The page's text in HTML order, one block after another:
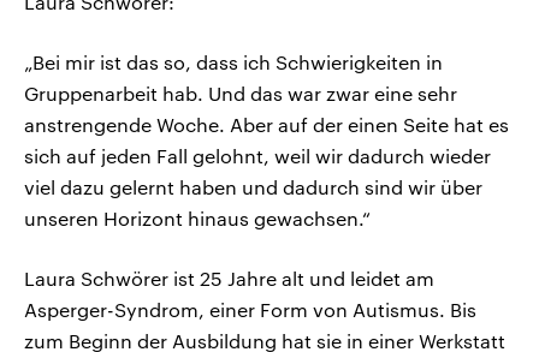
„Bei mir ist das so, dass ich Schwierigkeiten in
Gruppenarbeit hab. Und das war zwar eine sehr
anstrengende Woche. Aber auf der einen Seite hat es
sich auf jeden Fall gelohnt, weil wir dadurch wieder
viel dazu gelernt haben und dadurch sind wir über
unseren Horizont hinaus gewachsen.“
Laura Schwörer ist 25 Jahre alt und leidet am
Asperger-Syndrom, einer Form von Autismus. Bis
zum Beginn der Ausbildung hat sie in einer Werkstatt